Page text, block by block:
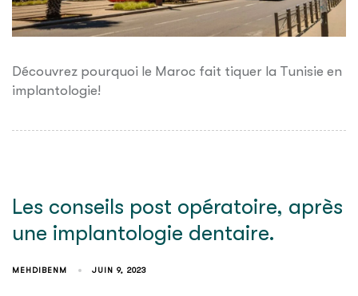
Découvrez pourquoi le Maroc fait tiquer la Tunisie en
implantologie!
Les conseils post opératoire, après
une implantologie dentaire.
MEHDIBENM JUIN 9, 2023